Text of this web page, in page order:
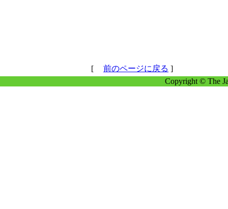
[ 前のページに戻る ]
Copyright © The